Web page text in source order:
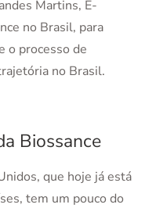
Martins, E-
no Brasil, para
o processo de
no Brasil.
Biossance
que hoje já está
tem um pouco do